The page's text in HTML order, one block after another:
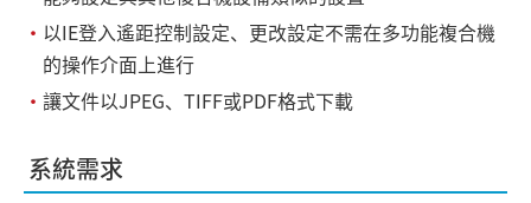
・ 以IE登入遙距控制設定、更改設定不需在多功能複合機
的操作介面上進行
・ 讓文件以JPEG、TIFF或PDF格式下載
系統需求